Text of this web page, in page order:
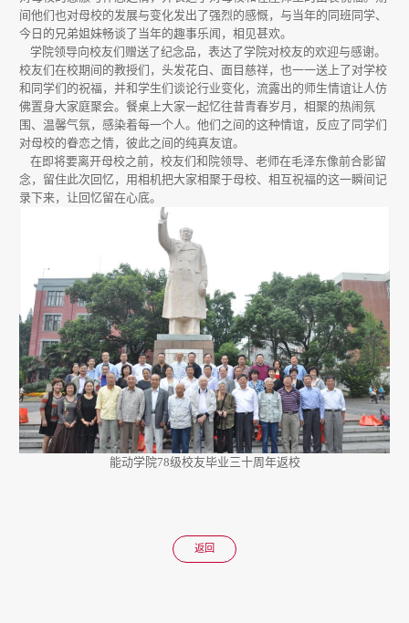
间他们也对母校的发展与变化发出了强烈的感慨，与当年的同班同学、
今日的兄弟姐妹畅谈了当年的趣事乐闻，相见甚欢。
学院领导向校友们赠送了纪念品，表达了学院对校友的欢迎与感谢。
校友们在校期间的教授们，头发花白、面目慈祥，也一一送上了对学校
和同学们的祝福，并和学生们谈论行业变化，流露出的师生情谊让人仿
佛置身大家庭聚会。餐桌上大家一起忆往昔青春岁月，相聚的热闹氛
围、温馨气氛，感染着每一个人。他们之间的这种情谊，反应了同学们
对母校的眷恋之情，彼此之间的纯真友谊。
在即将要离开母校之前，校友们和院领导、老师在毛泽东像前合影留
念，留住此次回忆，用相机把大家相聚于母校、相互祝福的这一瞬间记
录下来，让回忆留在心底。
能动学院78级校友毕业三十周年返校
返回